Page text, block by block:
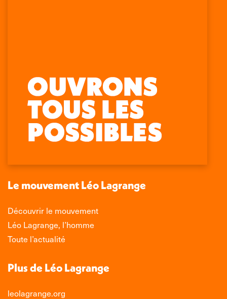
Retrouvez-nous sur :
Facebook
s'ouvre
une
fenêtre
La
page
X
s'ouvre
une
fenêtre
La
page
LinkedIn
s'ouvre
une
fenêtre
La
page
Instagram
s'ouvre
une
nouvelle
fenêtre
Le mouvement Léo Lagrange
Découvrir le mouvement
Léo Lagrange, l’homme
Toute l’actualité
Plus de Léo Lagrange
leolagrange.org